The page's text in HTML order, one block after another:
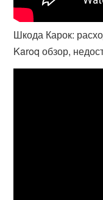
Шкода Карок:
Karoq обзор,